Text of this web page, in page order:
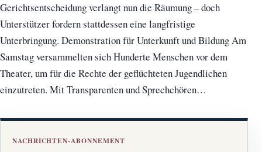
Gerichtsentscheidung verlangt nun die Räumung – doch
Unterstützer fordern stattdessen eine langfristige
Unterbringung. Demonstration für Unterkunft und Bildung Am
Samstag versammelten sich Hunderte Menschen vor dem
Theater, um für die Rechte der geflüchteten Jugendlichen
einzutreten. Mit Transparenten und Sprechchören…
NACHRICHTEN-ABONNEMENT